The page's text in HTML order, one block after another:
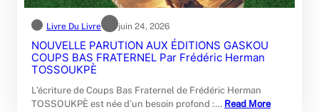
Livre Du Livre juin 24, 2026
NOUVELLE PARUTION AUX ÉDITIONS GASKOU
COUPS BAS FRATERNEL Par Frédéric Herman
TOSSOUKPÈ
L’écriture de Coups Bas Fraternel de Frédéric Herman
TOSSOUKPÈ est née d’un besoin profond :… Read More